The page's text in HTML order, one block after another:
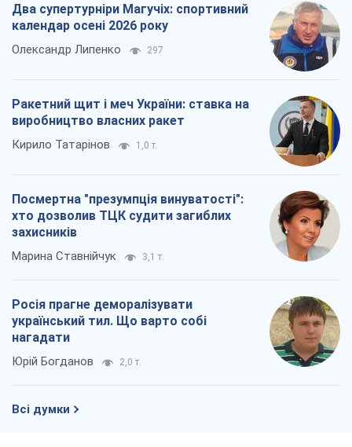
Два супертурніри Магучіх: спортивний
календар осені 2026 року
Олександр Липенко 297
Ракетний щит і меч України: ставка на
виробництво власних ракет
Кирило Татарінов 1,0 т.
Посмертна "презумпція винуватості":
хто дозволив ТЦК судити загиблих
захисників
Марина Ставнійчук 3,1 т.
Росія прагне деморалізувати
український тил. Що варто собі
нагадати
Юрій Богданов 2,0 т.
Всі думки